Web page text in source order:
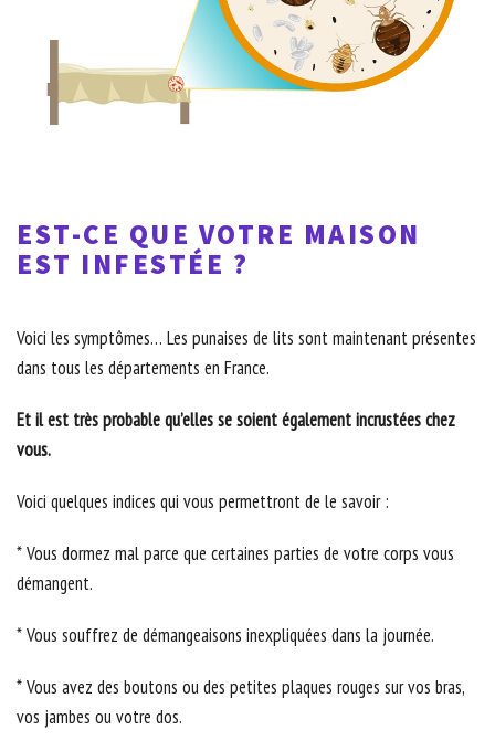
EST-CE QUE VOTRE MAISON
EST INFESTÉE ?
Voici les symptômes… Les punaises de lits sont maintenant présentes
dans tous les départements en France.
Et il est très probable qu’elles se soient également incrustées chez
vous.
Voici quelques indices qui vous permettront de le savoir :
* Vous dormez mal parce que certaines parties de votre corps vous
démangent.
* Vous souffrez de démangeaisons inexpliquées dans la journée.
* Vous avez des boutons ou des petites plaques rouges sur vos bras,
vos jambes ou votre dos.